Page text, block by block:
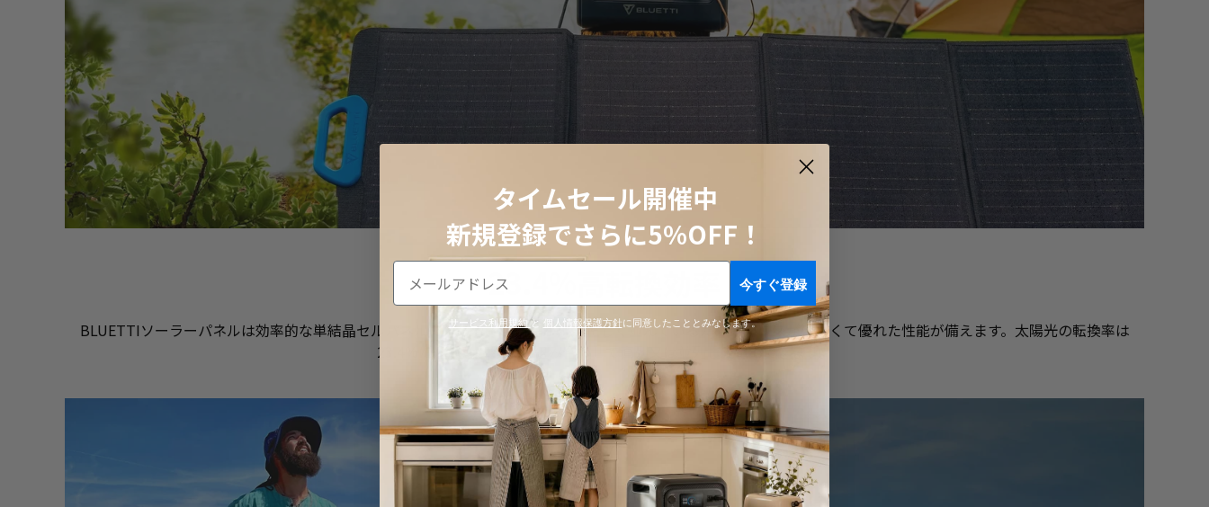
23.4%高転換効率
BLUETTIソーラーパネルは効率的な単結晶セルパネルで作られて、結晶が規則正しく並んでいるため電力ロスが少なくて優れた性能が備えます。太陽光の転換率は
23.4%に達成し、数枚を組み合わせて直列又は並列し充電もできます。
タイムセール開催中
新規登録でさらに5%OFF！
今すぐ登録
サービス利用規約と 個人情報保護方針に同意したこととみなします。